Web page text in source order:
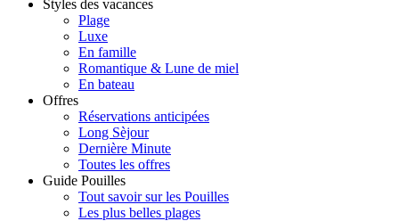
Styles des vacances
Plage
Luxe
En famille
Romantique & Lune de miel
En bateau
Offres
Réservations anticipées
Long Sèjour
Dernière Minute
Toutes les offres
Guide Pouilles
Tout savoir sur les Pouilles
Les plus belles plages